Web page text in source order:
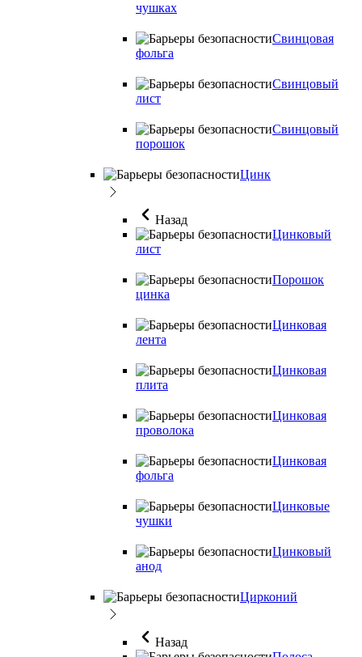
чушках
Свинцовая
фольга
Свинцовый
лист
Свинцовый
порошок
Цинк
Назад
Цинковый
лист
Порошок
цинка
Цинковая
лента
Цинковая
плита
Цинковая
проволока
Цинковая
фольга
Цинковые
чушки
Цинковый
анод
Цирконий
Назад